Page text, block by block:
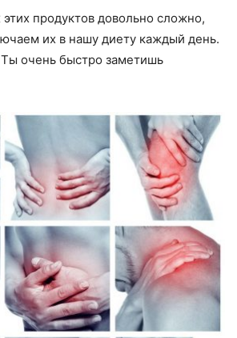
этих продуктов довольно сложно,
их в нашу диету каждый день.
Ты очень быстро заметишь